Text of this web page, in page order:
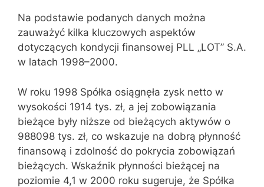
Na podstawie podanych danych można
zauważyć kilka kluczowych aspektów
dotyczących kondycji finansowej PLL „LOT” S.A.
w latach 1998–2000.
W roku 1998 Spółka osiągnęła zysk netto w
wysokości 1914 tys. zł, a jej zobowiązania
bieżące były niższe od bieżących aktywów o
988098 tys. zł, co wskazuje na dobrą płynność
finansową i zdolność do pokrycia zobowiązań
bieżących. Wskaźnik płynności bieżącej na
poziomie 4,1 w 2000 roku sugeruje, że Spółka